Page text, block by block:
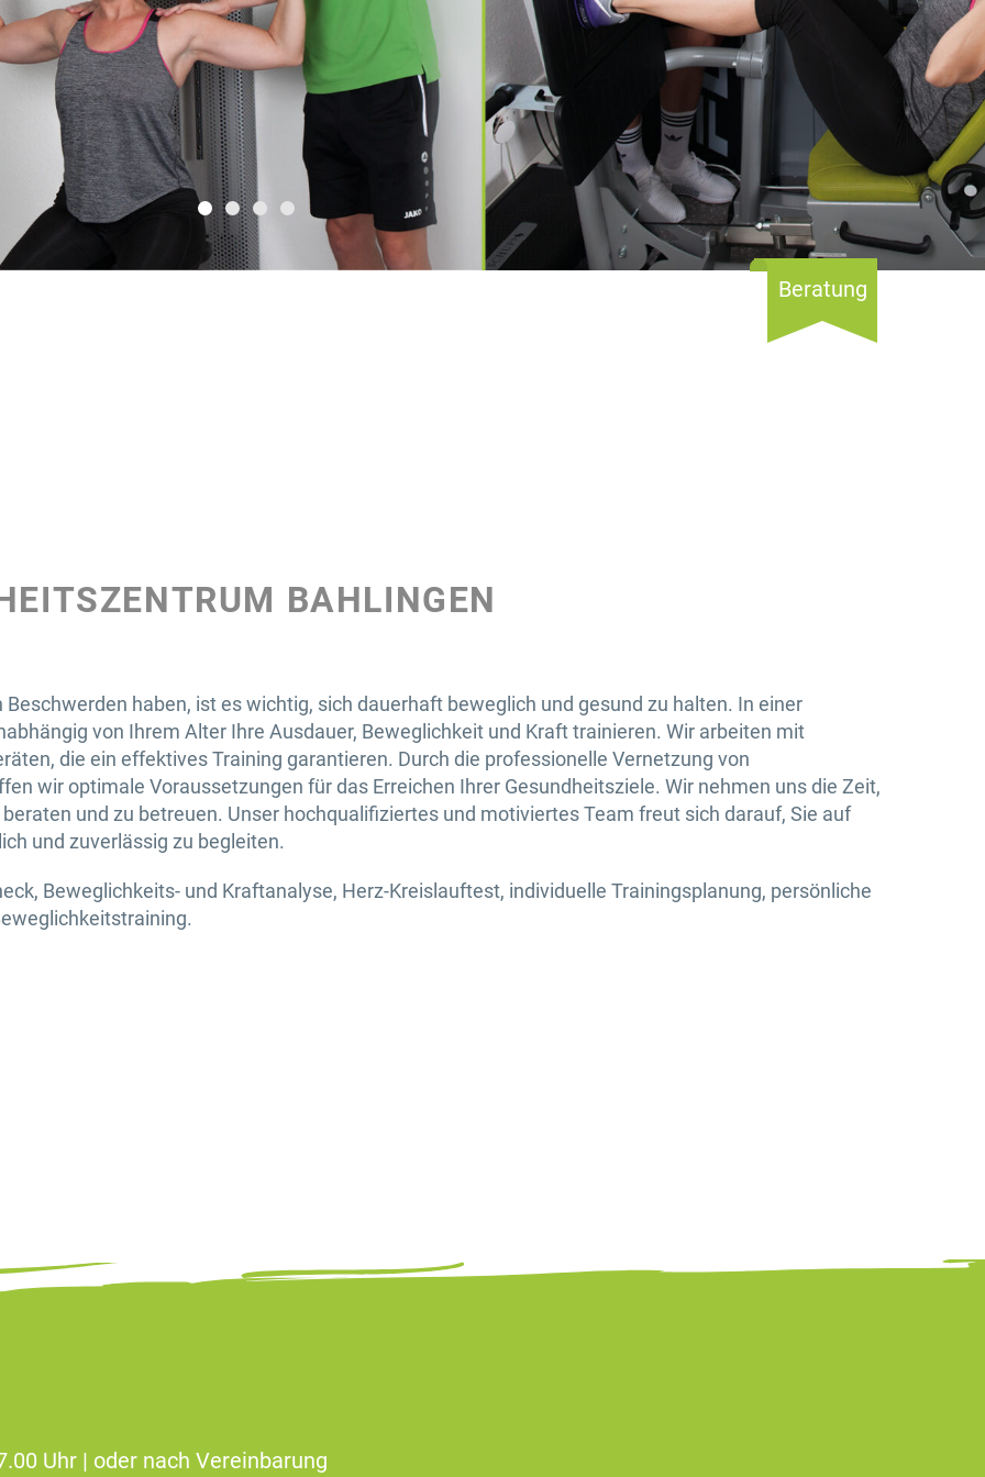
Beratung
BAHLINGEN
haben, ist es wichtig, sich dauerhaft beweglich und gesund zu halten. In einer
von Ihrem Alter Ihre Ausdauer, Beweglichkeit und Kraft trainieren. Wir arbeiten mit
die ein effektives Training garantieren. Durch die professionelle Vernetzung von
wir optimale Voraussetzungen für das Erreichen Ihrer Gesundheitsziele. Wir nehmen uns die Zeit,
und zu betreuen. Unser hochqualifiziertes und motiviertes Team freut sich darauf, Sie auf
und zuverlässig zu begleiten.
Beweglichkeits- und Kraftanalyse, Herz-Kreislauftest, individuelle Trainingsplanung, persönliche
Uhr | oder nach Vereinbarung